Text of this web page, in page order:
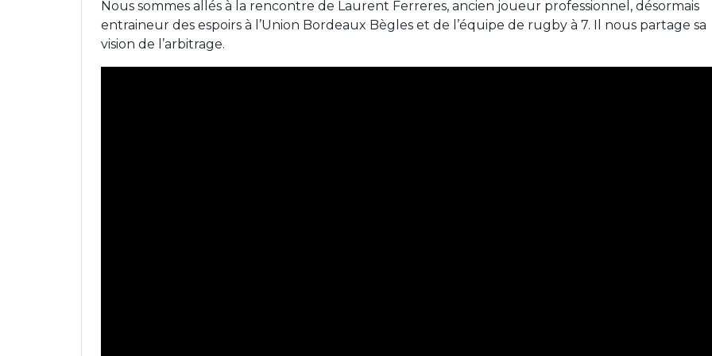
Nous sommes allés à la rencontre de Laurent Ferreres, ancien joueur professionnel, désormais
entraineur des espoirs à l’Union Bordeaux Bègles et de l’équipe de rugby à 7. Il nous partage sa
vision de l’arbitrage.